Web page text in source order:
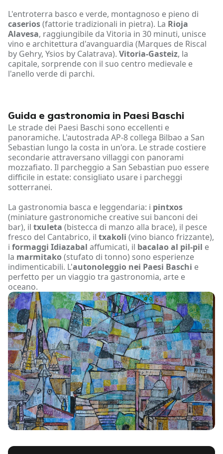
L'entroterra basco e verde, montagnoso e pieno di
caserios(fattorie tradizionali in pietra). La Rioja
Alavesa, raggiungibile da Vitoria in 30 minuti, unisce
vino e architettura d'avanguardia (Marques de Riscal
by Gehry, Ysios by Calatrava). Vitoria-Gasteiz, la
capitale, sorprende con il suo centro medievale e
l'anello verde di parchi.
Guida e gastronomia in Paesi Baschi
Le strade dei Paesi Baschi sono eccellenti e
panoramiche. L'autostrada AP-8 collega Bilbao a San
Sebastian lungo la costa in un'ora. Le strade costiere
secondarie attraversano villaggi con panorami
mozzafiato. Il parcheggio a San Sebastian puo essere
difficile in estate: consigliato usare i parcheggi
sotterranei.
La gastronomia basca e leggendaria: i pintxos
(miniature gastronomiche creative sui banconi dei
bar), il txuleta (bistecca di manzo alla brace), il pesce
fresco del Cantabrico, il txakoli (vino bianco frizzante),
i formaggi Idiazabal affumicati, il bacalao al pil-pil e
la marmitako(stufato di tonno) sono esperienze
indimenticabili. L'autonoleggio nei Paesi Baschi e
perfetto per un viaggio tra gastronomia, arte e
oceano.